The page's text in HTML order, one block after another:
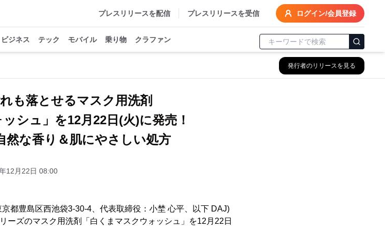
プレスリリースを配信 プレスリリースを受信 ログイン/会員登録
ビジネス テック モバイル 乗り物 クラファン
発行者のリリースを見る
も落とせるマスク用洗剤
シュ」を12月22日(火)に発売！
然な香り＆肌にやさしい処方
12月22日 08:00
都豊島区西池袋3-30-4、代表取締役：小埜 心平、以下 DAJ)
ーズのマスク用洗剤「白くまマスクウォッシュ」を12月22日